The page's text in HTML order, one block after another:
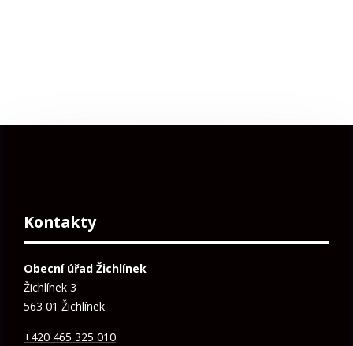
Kontakty
Obecní úřad Žichlínek
Žichlínek 3
563 01 Žichlínek
+420 465 325 010